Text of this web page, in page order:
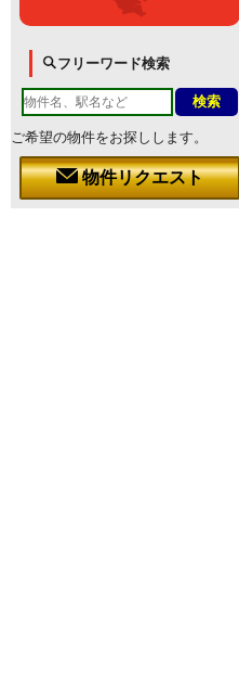
フリーワード検索
ご希望の物件をお探しします。
物件リクエスト